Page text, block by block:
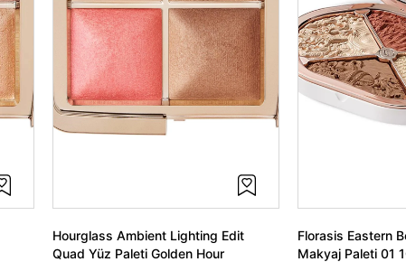
Hourglass Ambient Lighting Edit
Quad Yüz Paleti Golden Hour
Florasis Eastern
Makyaj Paleti 01